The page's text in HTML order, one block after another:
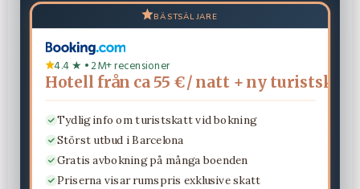
BÄSTSÄLJARE
4.4 ★ • 2M+ recensioner
Hotell från ca 55 € / natt + ny turistskatt
Tydlig info om turistskatt vid bokning
Störst utbud i Barcelona
Gratis avbokning på många boenden
Priserna visar rumspris exklusive skatt